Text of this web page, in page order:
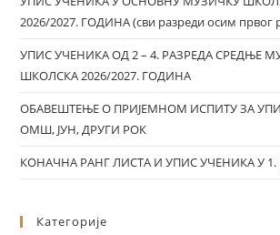
2026/2027. ГОДИНА (сви разреди осим првог
УПИС УЧЕНИКА ОД 2 – 4. РАЗРЕДА СРЕДЊЕ
ШКОЛСКА 2026/2027. ГОДИНА
ОБАВЕШТЕЊЕ О ПРИЈЕМНОМ ИСПИТУ ЗА
ОМШ, ЈУН, ДРУГИ РОК
КОНАЧНА РАНГ ЛИСТА И УПИС УЧЕНИКА У
Категорије